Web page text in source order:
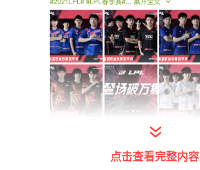
点击查看完整内容